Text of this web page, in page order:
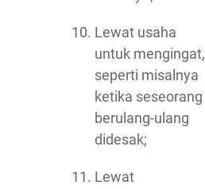
Lewat usaha
untuk mengingat,
seperti misalnya
ketika seseorang
berulang-ulang
didesak;
Lewat